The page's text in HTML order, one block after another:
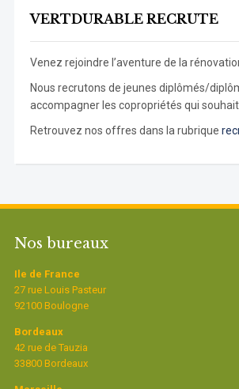
VERTDURABLE RECRUTE
Venez rejoindre l’aventure de la
Nous recrutons de jeunes diplômés/
accompagner les copropriétés qui
Retrouvez nos offres dans la rubrique
Nos bureaux
Ile de France
27 rue Louis Pasteur
92100 Boulogne
Bordeaux
42 rue de Tauzia
33800 Bordeaux